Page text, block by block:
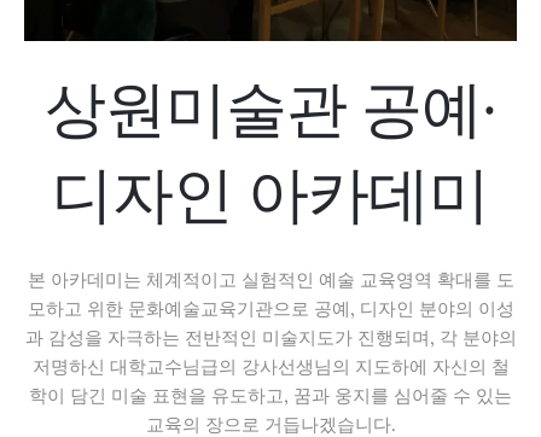
상원미술관 공예·
디자인 아카데미
본 아카데미는 체계적이고 실험적인 예술 교육영역 확대를 도
모하고 위한 문화예술교육기관으로 공예, 디자인 분야의 이성
과 감성을 자극하는 전반적인 미술지도가 진행되며, 각 분야의
저명하신 대학교수님급의 강사선생님의 지도하에 자신의 철
학이 담긴 미술 표현을 유도하고, 꿈과 웅지를 심어줄 수 있는
교육의 장으로 거듭나겠습니다.